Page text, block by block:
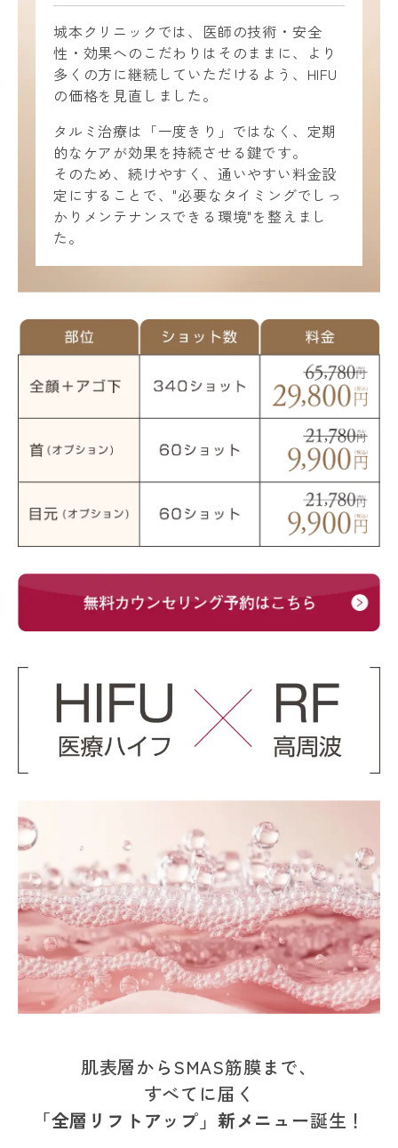
城本クリニックでは、医師の技術・安全
性・効果へのこだわりはそのままに、より
多くの方に継続していただけるよう、HIFU
の価格を見直しました。
タルミ治療は「一度きり」ではなく、定期
的なケアが効果を持続させる鍵です。
そのため、続けやすく、通いやすい料金設
定にすることで、"必要なタイミングでしっ
かりメンテナンスできる環境"を整えまし
た。
肌表層からSMAS筋膜まで、
すべてに届く
「全層リフトアップ」新メニュー誕生！